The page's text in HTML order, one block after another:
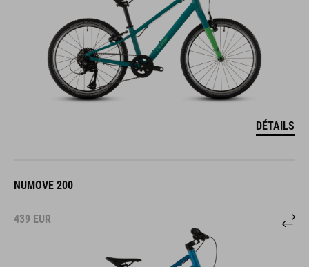
DÉTAILS
NUMOVE 200
439 EUR